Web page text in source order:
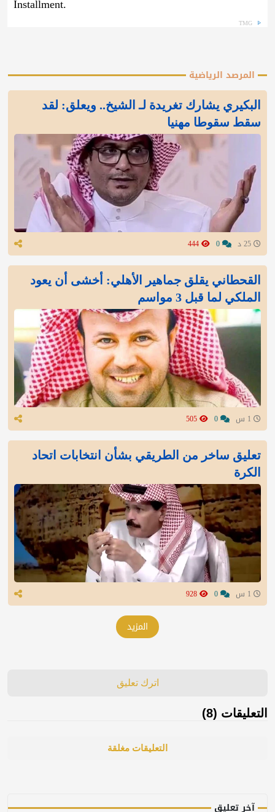
Installment.
TMG
المرصد الرياضية
البكيري يشارك تغريدة لـ الشيخ.. ويعلق: لقد
سقط سقوطا مهنيا
القحطاني يقلق جماهير الأهلي: أخشى أن يعود
الملكي لما قبل 3 مواسم
تعليق ساخر من الطريقي بشأن انتخابات اتحاد
الكرة
المزيد
اترك تعليق
التعليقات (8)
التعليقات مغلقة
آخر تعليق